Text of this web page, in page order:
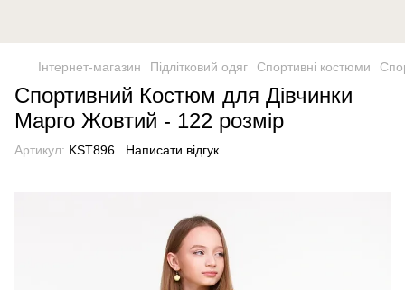
Інтернет-магазин Підлітковий одяг Спортивні костюми
Спортивний Костюм для Дівчинки
Марго Жовтий - 122 розмір
Артикул: KST896 Написати відгук